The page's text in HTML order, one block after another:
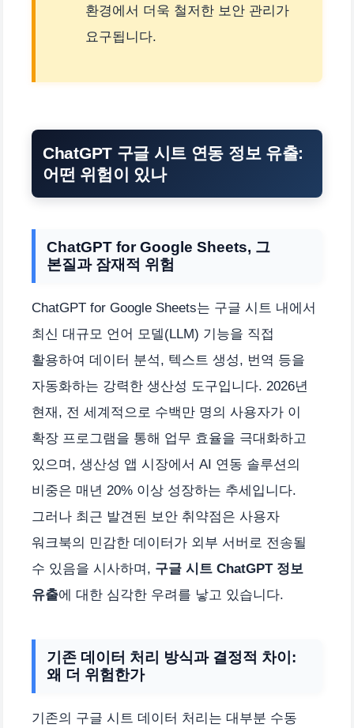
환경에서 더욱 철저한 보안 관리가
요구됩니다.
ChatGPT 구글 시트 연동 정보 유출:
어떤 위험이 있나
ChatGPT for Google Sheets, 그
본질과 잠재적 위험
ChatGPT for Google Sheets는 구글 시트 내에서
최신 대규모 언어 모델(LLM) 기능을 직접
활용하여 데이터 분석, 텍스트 생성, 번역 등을
자동화하는 강력한 생산성 도구입니다. 2026년
현재, 전 세계적으로 수백만 명의 사용자가 이
확장 프로그램을 통해 업무 효율을 극대화하고
있으며, 생산성 앱 시장에서 AI 연동 솔루션의
비중은 매년 20% 이상 성장하는 추세입니다.
그러나 최근 발견된 보안 취약점은 사용자
워크북의 민감한 데이터가 외부 서버로 전송될
수 있음을 시사하며, 구글 시트 ChatGPT 정보
유출에 대한 심각한 우려를 낳고 있습니다.
기존 데이터 처리 방식과 결정적 차이:
왜 더 위험한가
기존의 구글 시트 데이터 처리는 대부분 수동